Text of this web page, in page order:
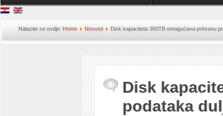
Nalazite se ovdje: Home Novosti Disk kapaciteta 360TB omogućava pohranu
Disk
podataka